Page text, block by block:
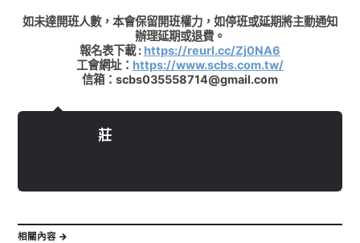
如未達開班人數，本會保留開班權力，如停班或延期將主動通知
辦理延期或退費。
報名表下載 : https://reurl.cc/Zj0NA6
工會網址： https://www.scbs.com.tw/
信箱：scbs035558714@gmail.com
莊
相關內容 →